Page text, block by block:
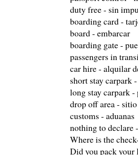
duty free - sin
boarding card -
board - embarcar
boarding gate -
passengers in
car hire - alquilar
short stay carpark
long stay carpark
drop off area -
customs - aduanas
nothing to declare
Where is the
Did you pack your